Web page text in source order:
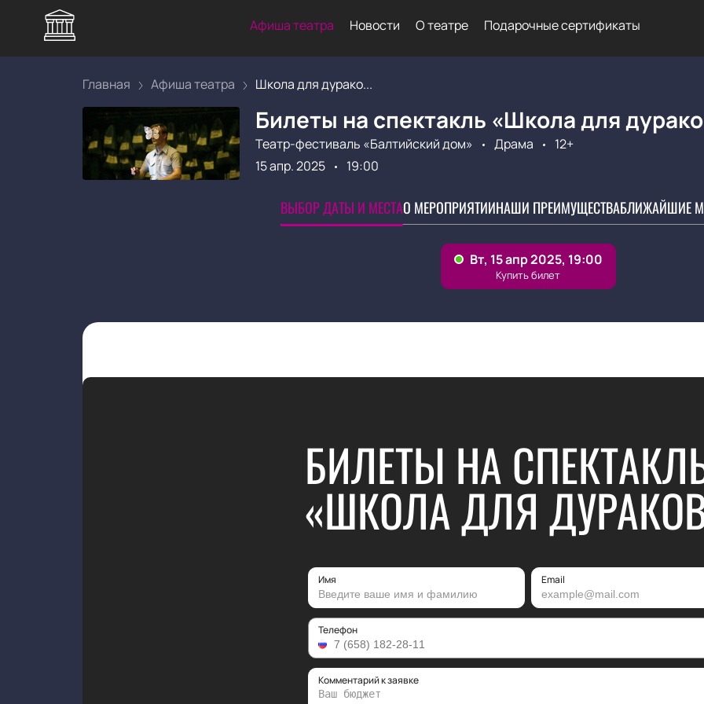
Афиша театра Новости О театре Подарочные сертификаты
Главная Афиша театра Школа для дурако...
Билеты на спектакль «Школа для
Театр-фестиваль «Балтийский дом» Драма
12+
15 апр. 2025
19:00
ВЫБОР ДАТЫ И МЕСТАО МЕРОПРИЯТИИНАШИ ПРЕИМУЩЕСТВАБЛИЖАЙШИЕ
БИЛЕТЫ НА
«ШКОЛА ДЛЯ
Имя Email
Телефон
Комментарий к заявке